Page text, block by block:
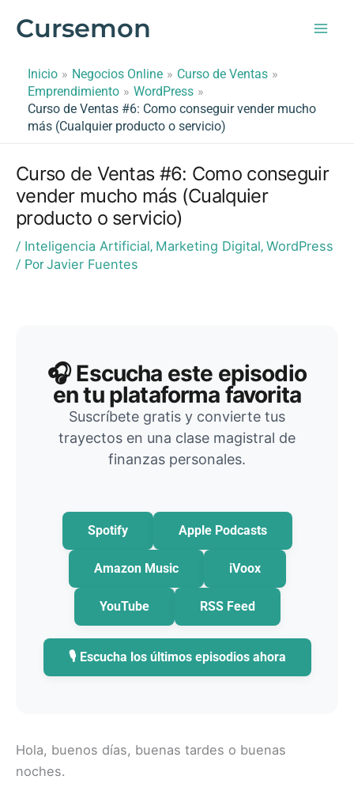
Cursemon
Inicio Negocios Online
Curso de Ventas
Emprendimiento
WordPress
Curso de Ventas #6: Como conseguir vender mucho
más (Cualquier producto o servicio)
Curso de Ventas #6: Como conseguir
vender mucho más (Cualquier
producto o servicio)
/ Inteligencia Artificial, Marketing Digital, WordPress
/ PorJavier Fuentes
🎧 Escucha este episodio
en tu plataforma favorita
Suscríbete gratis y convierte tus
trayectos en una clase magistral de
finanzas personales.
Spotify Apple Podcasts
Amazon Music iVoox
YouTube RSS Feed
🎙️ Escucha los últimos episodios ahora
Hola, buenos días, buenas tardes o buenas
noches.